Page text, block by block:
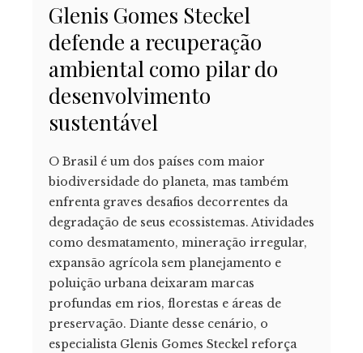
Glenis Gomes Steckel
defende a recuperação
ambiental como pilar do
desenvolvimento
sustentável
O Brasil é um dos países com maior
biodiversidade do planeta, mas também
enfrenta graves desafios decorrentes da
degradação de seus ecossistemas. Atividades
como desmatamento, mineração irregular,
expansão agrícola sem planejamento e
poluição urbana deixaram marcas
profundas em rios, florestas e áreas de
preservação. Diante desse cenário, o
especialista Glenis Gomes Steckel reforça